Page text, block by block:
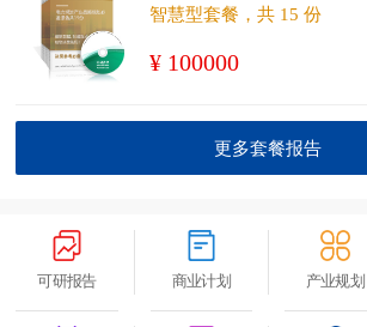
智慧型套餐，共 15 份
¥ 100000
更多套餐报告
可研报告 商业计划 产业规划